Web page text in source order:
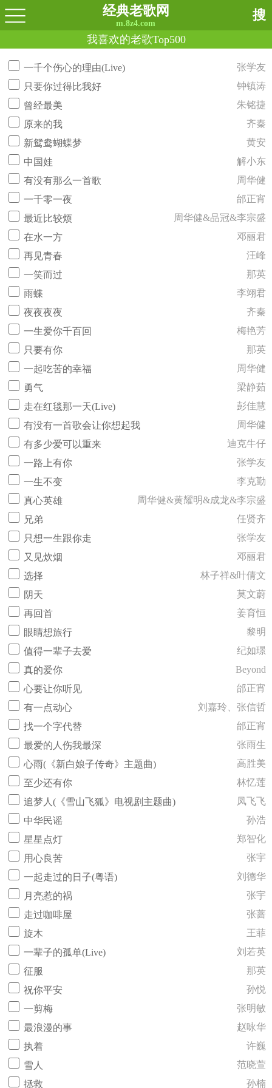
经典老歌网
m.8z4.com
搜
我喜欢的老歌Top500
一千个伤心的理由(Live)
张学友
只要你过得比我好
钟镇涛
曾经最美
朱铭捷
原来的我
齐秦
新鸳鸯蝴蝶梦
黄安
中国娃
解小东
有没有那么一首歌
周华健
一千零一夜
邰正宵
最近比较烦
周华健&品冠&李宗盛
在水一方
邓丽君
再见青春
汪峰
一笑而过
那英
雨蝶
李翊君
夜夜夜夜
齐秦
一生爱你千百回
梅艳芳
只要有你
那英
一起吃苦的幸福
周华健
勇气
梁静茹
走在红毯那一天(Live)
彭佳慧
有没有一首歌会让你想起我
周华健
有多少爱可以重来
迪克牛仔
一路上有你
张学友
一生不变
李克勤
真心英雄
周华健&黄耀明&成龙&李宗盛
兄弟
任贤齐
只想一生跟你走
张学友
又见炊烟
邓丽君
选择
林子祥&叶倩文
阴天
莫文蔚
再回首
姜育恒
眼睛想旅行
黎明
值得一辈子去爱
纪如璟
真的爱你
Beyond
心要让你听见
邰正宵
有一点动心
刘嘉玲、张信哲
找一个字代替
邰正宵
最爱的人伤我最深
张雨生
心雨(《新白娘子传奇》主题曲)
高胜美
至少还有你
林忆莲
追梦人(《雪山飞狐》电视剧主题曲)
凤飞飞
中华民谣
孙浩
星星点灯
郑智化
用心良苦
张宇
一起走过的日子(粤语)
刘德华
月亮惹的祸
张宇
走过咖啡屋
张蔷
旋木
王菲
一辈子的孤单(Live)
刘若英
征服
那英
祝你平安
孙悦
一剪梅
张明敏
最浪漫的事
赵咏华
执着
许巍
雪人
范晓萱
拯救
孙楠